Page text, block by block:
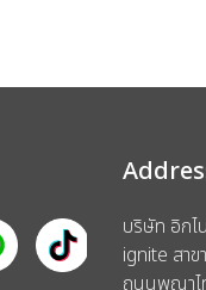
บริษัท อิกไ
ignite สา
ถนนพญาไ